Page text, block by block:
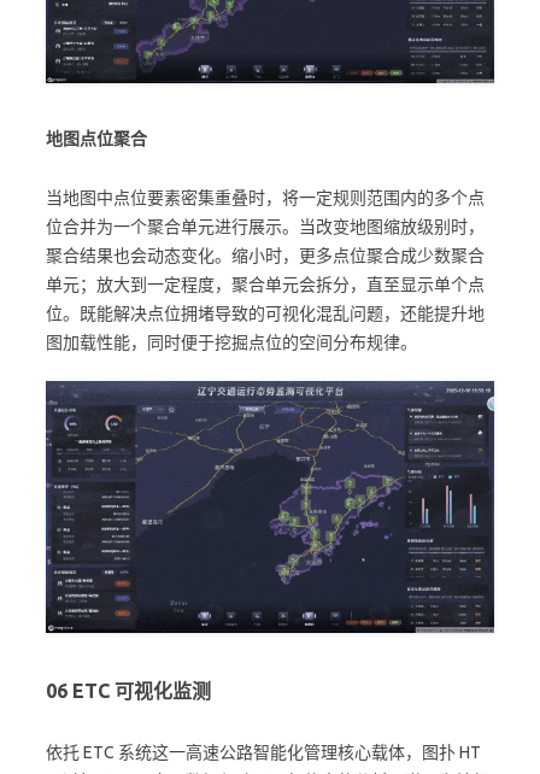
地图点位聚合
当地图中点位要素密集重叠时，将一定规则范围内的多个点
位合并为一个聚合单元进行展示。当改变地图缩放级别时，
聚合结果也会动态变化。缩小时，更多点位聚合成少数聚合
单元；放大到一定程度，聚合单元会拆分，直至显示单个点
位。既能解决点位拥堵导致的可视化混乱问题，还能提升地
图加载性能，同时便于挖掘点位的空间分布规律。
06 ETC 可视化监测
依托 ETC 系统这一高速公路智能化管理核心载体，图扑 HT